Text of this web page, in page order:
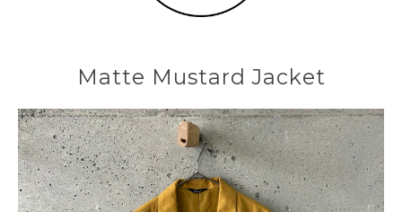
Matte Mustard Jacket